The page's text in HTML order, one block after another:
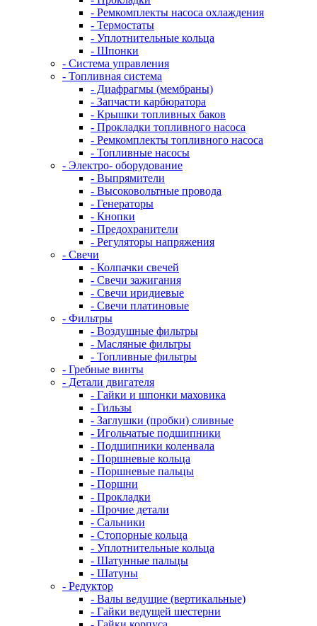
- Ремкомплекты насоса охлаждения
- Термостаты
- Уплотнительные кольца
- Шпонки
- Система управления
- Топливная система
- Диафрагмы (мембраны)
- Запчасти карбюратора
- Крышки топливных баков
- Прокладки топливного насоса
- Ремкомплекты топливного насоса
- Топливные насосы
- Электро- оборудование
- Выпрямители
- Высоковольтные провода
- Генераторы
- Кнопки
- Предохранители
- Регуляторы напряжения
- Свечи
- Колпачки свечей
- Свечи зажигания
- Свечи иридиевые
- Свечи платиновые
- Фильтры
- Воздушные фильтры
- Масляные фильтры
- Топливные фильтры
- Гребные винты
- Детали двигателя
- Гайки и шпонки маховика
- Гильзы
- Заглушки (пробки) сливные
- Игольчатые подшипники
- Подшипники коленвала
- Поршневые кольца
- Поршневые пальцы
- Поршни
- Прокладки
- Прочие детали
- Сальники
- Стопорные кольца
- Уплотнительные кольца
- Шатунные пальцы
- Шатуны
- Редуктор
- Валы ведущие (вертикальные)
- Гайки ведущей шестерни